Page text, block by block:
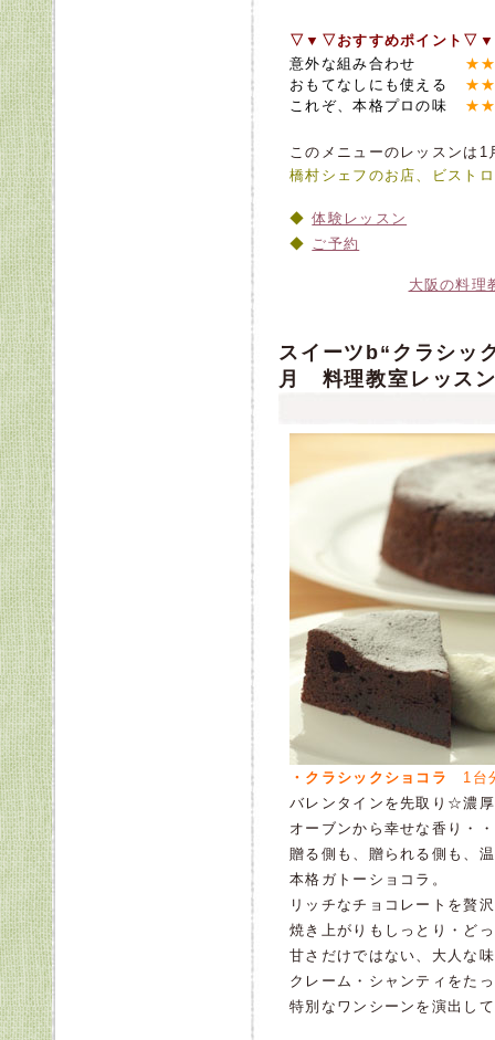
▽▼▽おすすめポイント
意外な組み合わせ
おもてなしにも使える
これぞ、本格プロの味
このメニューのレッスンは
橋村シェフのお店、ビスト
体験レッスン
ご予約
大阪の料理
スイーツb“クラシッ
月 料理教室レッス
・クラシックショコラ 1台
バレンタインを先取り☆濃
オーブンから幸せな香り・
贈る側も、贈られる側も、
本格ガトーショコラ。
リッチなチョコレートを贅
焼き上がりもしっとり・ど
甘さだけではない、大人な
クレーム・シャンティをた
特別なワンシーンを演出し